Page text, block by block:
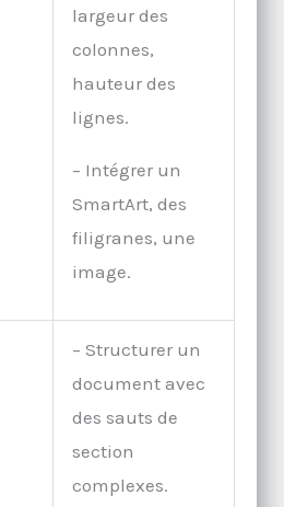
largeur des
colonnes,
hauteur des
lignes.
– Intégrer un
SmartArt, des
filigranes, une
image.
– Structurer un
document avec
des sauts de
section
complexes.